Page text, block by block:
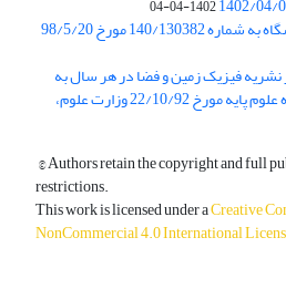
1402-04-04
مورخ 98/5/20
1 شماره از نشریه فیزیک زمین و فضا در هر سال به
زبان انگلیسی در جلسه کار گروه علوم پایه مورخ 22/10/92 وزارت علوم،
© Authors retain the copyright and full
restrictions.
This work is licensed under aCreative
NonCommercial 4.0 International